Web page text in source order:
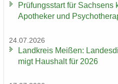
Prü­fungs­start für Sach­sens
Apo­the­ker und
24.07.2026
Land­kreis Mei­ßen:
migt Haus­halt für 2026